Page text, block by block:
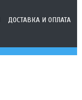
ДОСТАВКА И ОПЛАТА